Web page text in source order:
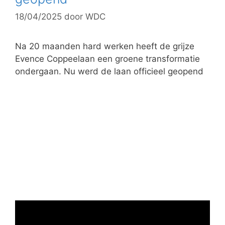
r
i
ë
n
18/04/2025 door WDC
Na 20 maanden hard werken heeft de grijze
Evence Coppeelaan een groene transformatie
ondergaan. Nu werd de laan officieel geopend